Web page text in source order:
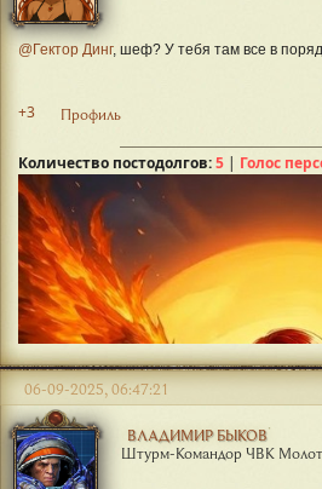
@Гектор Динг, шеф? У тебя там все в
+3 Профиль
Количество постодолгов:5 | Голос
ВЛАДИМИР БЫКОВ
Штурм-Командор ЧВК Молот
06-09-2025, 06:47:21